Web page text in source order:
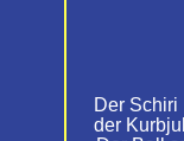
Der Schiri
der